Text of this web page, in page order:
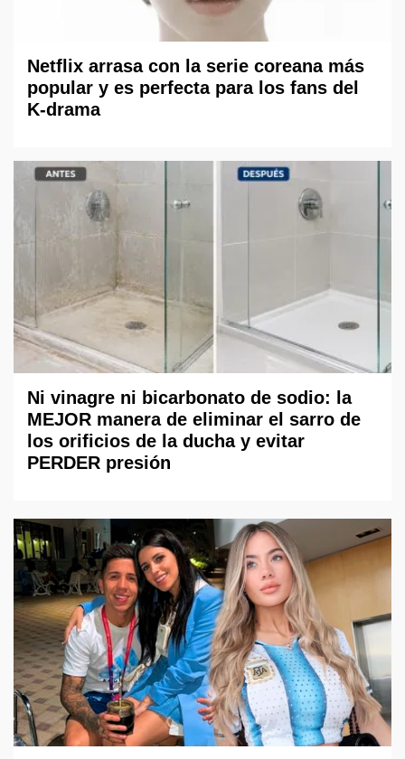
Netflix arrasa con la serie coreana más
popular y es perfecta para los fans del
K-drama
Ni vinagre ni bicarbonato de sodio: la
MEJOR manera de eliminar el sarro de
los orificios de la ducha y evitar
PERDER presión